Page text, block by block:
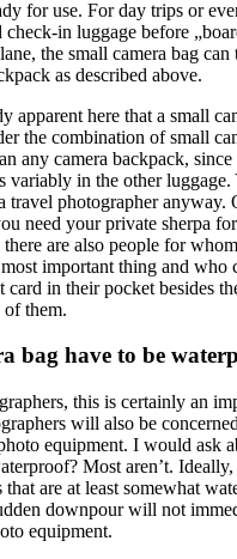
for use. For day trips or
in luggage before
the small camera bag can
as described above.
apparent here that a small
the combination of small
any camera backpack,
variably in the other luggage.
travel photographer anyway.
need your private sherpa
are also people for
important thing and who
in their pocket besides
them.
bag have to be
this is certainly an
will also be
equipment. I would ask
Most aren’t. Ideally,
are at least somewhat
downpour will not
equipment.